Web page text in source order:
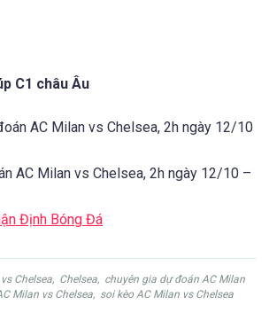
C1 châu Âu
AC Milan vs Chelsea, 2h ngày 12/10 –
Định Bóng Đá
Chelsea, Chelsea, chuyên gia dự đoán AC Milan
Milan vs Chelsea, soi kèo AC Milan vs Chelsea